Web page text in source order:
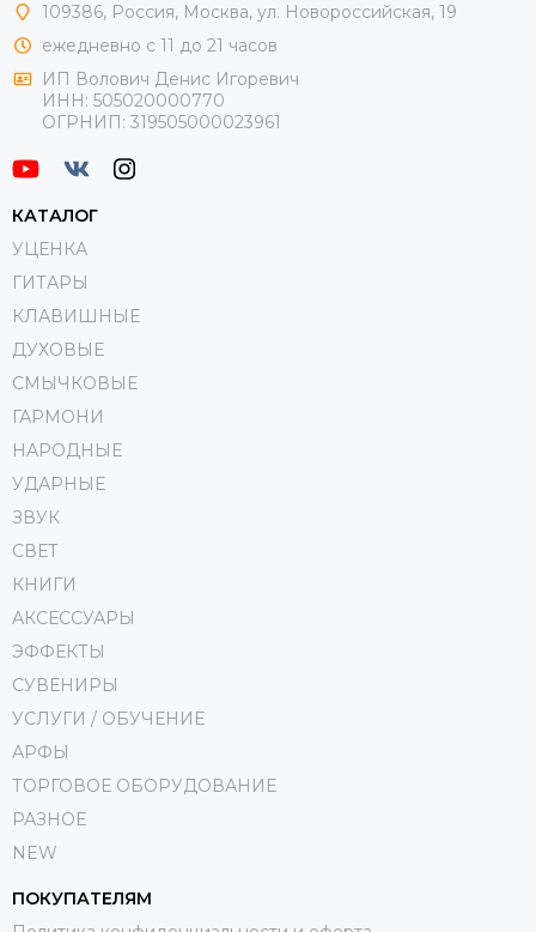
109386, Россия, Москва, ул. Новороссийская, 19
ежедневно с 11 до 21 часов
ИП Волович Денис Игоревич
ИНН: 505020000770
ОГРНИП: 319505000023961
КАТАЛОГ
УЦЕНКА
ГИТАРЫ
КЛАВИШНЫЕ
ДУХОВЫЕ
СМЫЧКОВЫЕ
ГАРМОНИ
НАРОДНЫЕ
УДАРНЫЕ
ЗВУК
СВЕТ
КНИГИ
АКСЕССУАРЫ
ЭФФЕКТЫ
СУВЕНИРЫ
УСЛУГИ / ОБУЧЕНИЕ
АРФЫ
ТОРГОВОЕ ОБОРУДОВАНИЕ
РАЗНОЕ
NEW
ПОКУПАТЕЛЯМ